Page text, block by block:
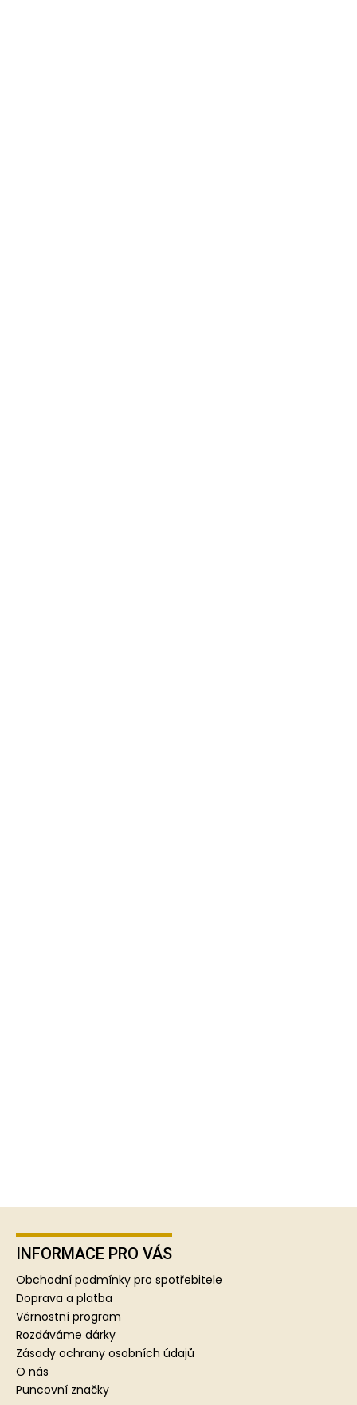
Z
INFORMACE PRO VÁS
Obchodní podmínky pro spotřebitele
Doprava a platba
Věrnostní program
Rozdáváme dárky
Zásady ochrany osobních údajů
O nás
Puncovní značky